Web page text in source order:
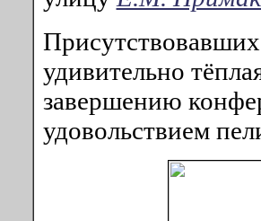
удивительно
завершению
удовольствием